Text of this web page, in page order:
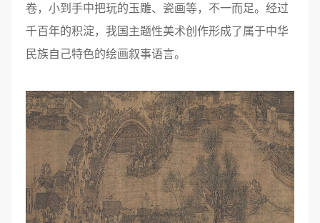
卷，小到手中把玩的玉雕、瓷画等，不一而足。经过
千百年的积淀，我国主题性美术创作形成了属于中华
民族自己特色的绘画叙事语言。